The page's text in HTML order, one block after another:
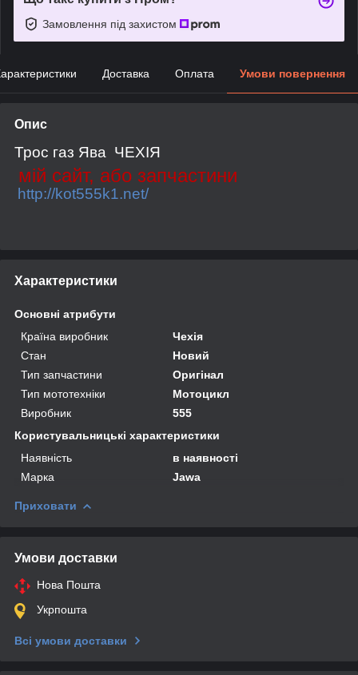
Замовлення під захистом
Доставка Оплата Умови повернення
Опис
Трос газ Ява ЧЕХІЯ
мій сайт, або запчастини
http://kot555k1.net/
Характеристики
Основні атрибути
Країна виробник
Чехія
Стан
Новий
Тип запчастини
Оригінал
Тип мототехніки
Мотоцикл
Виробник
555
Користувальницькі характеристики
Наявність
в наявності
Марка
Jawa
Приховати
Умови доставки
Нова Пошта
Укрпошта
Всі умови доставки